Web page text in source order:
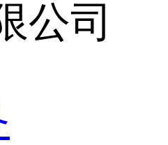
公司